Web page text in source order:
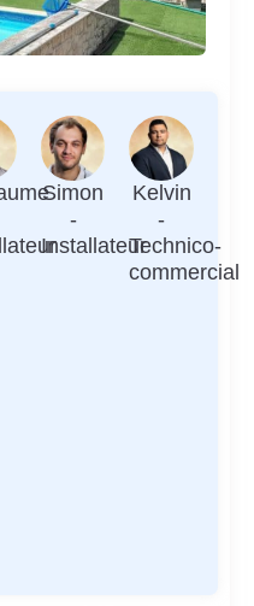
Simon
-
Installateur
Kelvin
-
Technico-
commercial